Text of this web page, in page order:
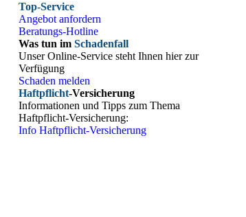
Top-Service
Angebot anfordern
Beratungs-Hotline
Was tun im Schadenfall
Unser Online-Service steht Ihnen hier zur
Verfügung
Schaden melden
Haftpflicht-Versicherung
Informationen und Tipps zum Thema
Haftpflicht-Versicherung:
Info Haftpflicht-Versicherung